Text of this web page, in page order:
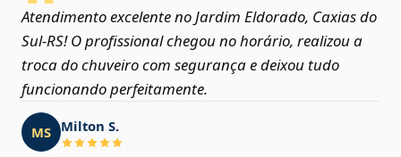
Atendimento excelente no Jardim Eldorado, Caxias do
Sul‑RS! O profissional chegou no horário, realizou a
troca do chuveiro com segurança e deixou tudo
funcionando perfeitamente.
MS Milton S.